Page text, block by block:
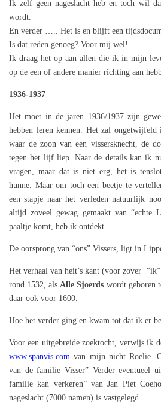
Ik zelf geen nageslacht heb en toch wil
wordt.
En verder ….. Het is en blijft een
Is dat reden genoeg? Voor mij wel!
Ik draag het op aan allen die ik in mijn
op de een of andere manier richting aan
1936-1937
Het moet in de jaren 1936/1937 zijn
hebben leren kennen. Het zal ongetwijfeld
waar de zoon van een vissersknecht, de
tegen het lijf liep. Naar de details kan ik
vragen, maar dat is niet erg, het is
hunne. Maar om toch een beetje te
een stapje naar het verleden natuurlijk
altijd zoveel gewag gemaakt van “echte
paaltje komt, heb ik ontdekt.
De oorsprong van “ons” Vissers, ligt in
Het verhaal van heit’s kant (voor zover
rond 1532, als Alle Sjoerds wordt geboren
daar ook voor 1600.
Hoe het verder ging en kwam tot dat ik er
Voor een uitgebreide zoektocht, verwijs ik
www.spanvis.com van mijn nicht Roelie.
van de familie Visser” Verder eventueel
familie kan verkeren” van Jan Piet
nageslacht (7000 namen) is vastgelegd.